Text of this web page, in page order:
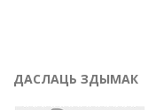
ДАСЛАЦЬ ЗДЫМАК